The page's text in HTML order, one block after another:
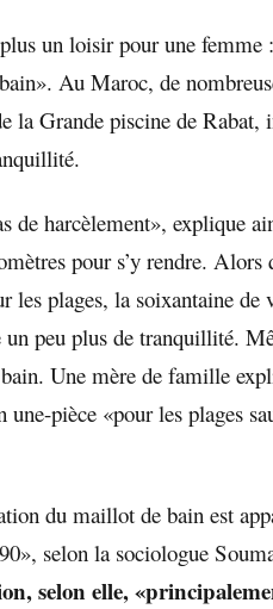
un loisir pour une femme
Au Maroc, de
la Grande piscine de Rabat,
de harcèlement», explique
pour s’y rendre. Alors
les plages, la soixantaine
peu plus de tranquillité.
Une mère de famille
une-pièce «pour les plages
du maillot de bain est
selon la sociologue
selon elle,